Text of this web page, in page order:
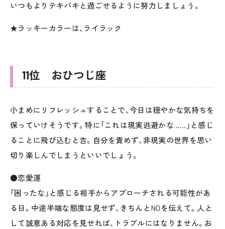
いつもよりテキパキと過ごせるように努力しましょう。
★ラッキーカラーは、ライラック
11位 おひつじ座
小まめにリフレッシュすることで、今日は穏やかな気持ちを
保っていけそうです。特に「これは現実逃避かな……」と感じ
ることに飛び込むと吉。自分を責めず、非現実の世界を思い
切り楽しんでしまうといいでしょう。
●恋愛運
「困ったな」と感じる相手からアプローチされる可能性があ
る日。中途半端な態度は見せず、きちんとNOを伝えて。人と
して誠意ある対応を見せれば、トラブルにはなりません。お